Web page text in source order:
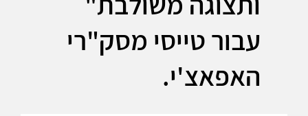
עבור טייסי מסק"רי
האפאצ'י.